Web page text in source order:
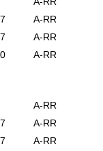
A-RR
A-RR
A-RR
A-RR
A-RR
A-RR